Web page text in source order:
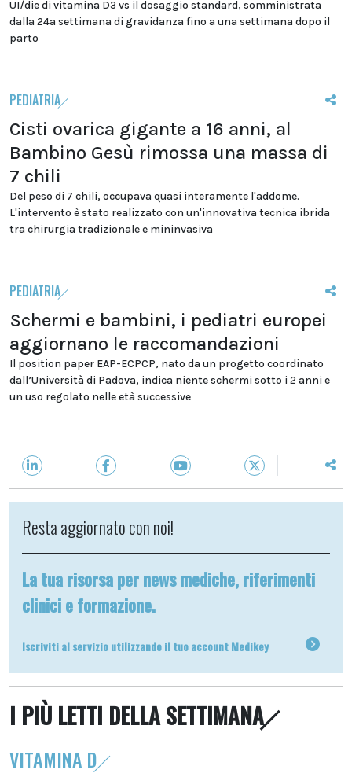
UI/die di vitamina D3 vs il dosaggio standard, somministrata
dalla 24a settimana di gravidanza fino a una settimana dopo il
parto
PEDIATRIA
Cisti ovarica gigante a 16 anni, al
Bambino Gesù rimossa una massa di
7 chili
Del peso di 7 chili, occupava quasi interamente l'addome.
L'intervento è stato realizzato con un'innovativa tecnica ibrida
tra chirurgia tradizionale e mininvasiva
PEDIATRIA
Schermi e bambini, i pediatri europei
aggiornano le raccomandazioni
Il position paper EAP-ECPCP, nato da un progetto coordinato
dall’Università di Padova, indica niente schermi sotto i 2 anni e
un uso regolato nelle età successive
Resta aggiornato con noi!
La tua risorsa per news mediche, riferimenti
clinici e formazione.
Iscriviti al servizio utilizzando il tuo account Medikey
I PIÙ LETTI DELLA SETTIMANA
VITAMINA D